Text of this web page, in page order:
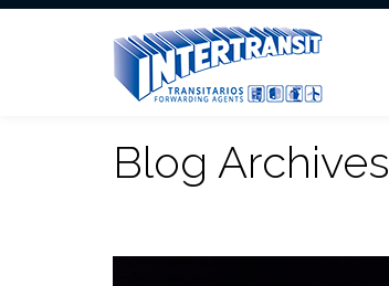
Blog Archives